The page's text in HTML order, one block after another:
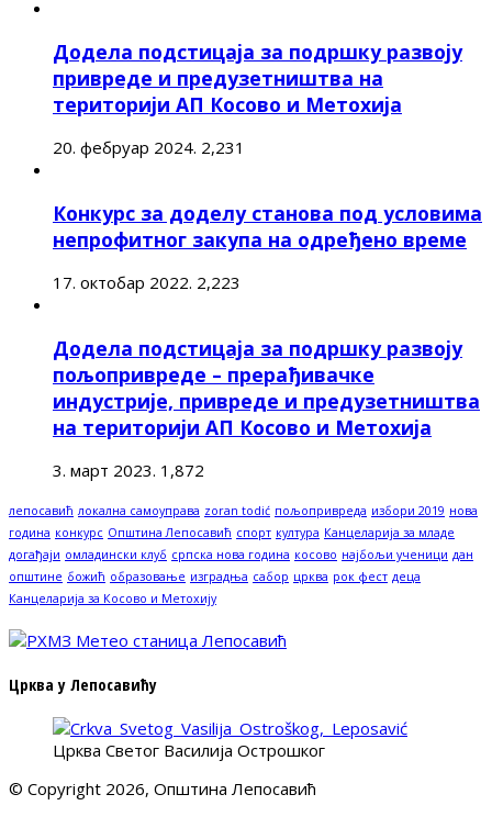
Додела подстицаја за подршку развоју
привреде и предузетништва на
територији АП Косово и Метохија
20. фебруар 2024. 2,231
Конкурс за доделу станова под условима
непрофитног закупа на одређено време
17. октобар 2022. 2,223
Додела подстицаја за подршку развоју
пољопривреде – прерађивачке
индустрије, привреде и предузетништва
на територији АП Косово и Метохија
3. март 2023. 1,872
лепосавић локална самоуправа zoran todić пољопривреда избори 2019 нова
година конкурс Општина Лепосавић спорт култура Канцеларија за младе
догађаји омладински клуб српска нова година косово најбољи ученици дан
општине божић образовање изградња сабор црква рок фест деца
Канцеларија за Косово и Метохију
Црква у Лепосавићу
Црква Светог Василија Острошког
© Copyright 2026, Општина Лепосавић